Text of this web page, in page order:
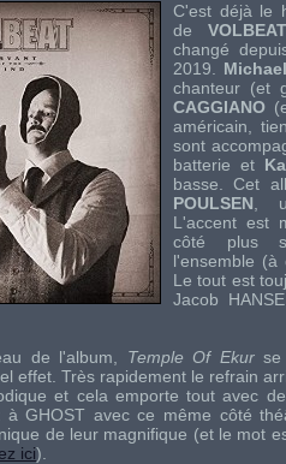
C'est déjà le
de VOLBEAT
changé
2019.
chanteur (et
CAGGIANO
américain,
sont
batterie et
basse. Cet
POULSEN ,
L'accent est
côté plus
l'ensemble (à
Le tout est
Jacob
de l'album, Temple Of Ekurse
effet. Très rapidement le refrain
et cela emporte tout avec
àGHOST avec ce même côté
de leur magnifique (et le mot
ici).